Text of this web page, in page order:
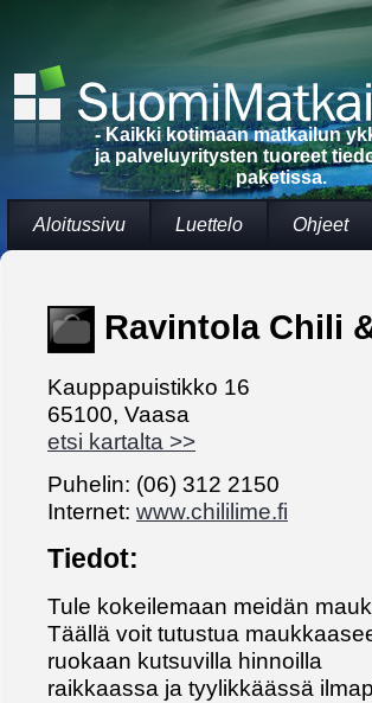
- Kaikki kotimaan matkailun
ja palveluyritysten tuoreet
paketissa.
Aloitussivu Luettelo Ohjeet
Ravintola Chili
Kauppapuistikko 16
65100, Vaasa
etsi kartalta >>
Puhelin: (06) 312 2150
Internet: www.chililime.fi
Tiedot:
Tule kokeilemaan meidän
Täällä voit tutustua
ruokaan kutsuvilla hinnoilla
raikkaassa ja tyylikkäässä